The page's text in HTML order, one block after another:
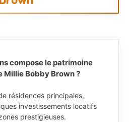
compose le patrimoine
Millie Bobby Brown ?
résidences principales,
investissements locatifs
prestigieuses.